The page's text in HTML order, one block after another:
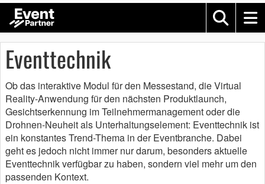
Eventtechnik
Ob das interaktive Modul für den Messestand, die Virtual
Reality-Anwendung für den nächsten Produktlaunch,
Gesichtserkennung im Teilnehmermanagement oder die
Drohnen-Neuheit als Unterhaltungselement: Eventtechnik ist
ein konstantes Trend-Thema in der Eventbranche. Dabei
geht es jedoch nicht immer nur darum, besonders aktuelle
Eventtechnik verfügbar zu haben, sondern viel mehr um den
passenden Kontext.